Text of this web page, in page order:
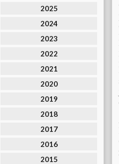
2025
2024
2023
2022
2021
2020
2019
2018
2017
2016
2015